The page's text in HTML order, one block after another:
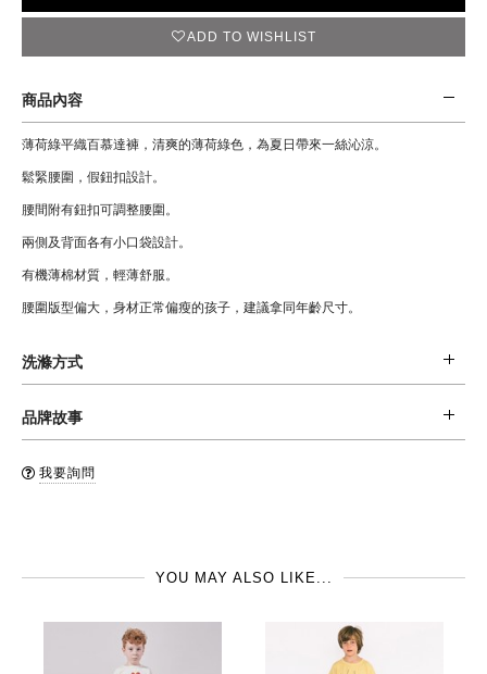
ADD TO WISHLIST
商品內容
薄荷綠平織百慕達褲，清爽的薄荷綠色，為夏日帶來一絲沁涼。
鬆緊腰圍，假鈕扣設計。
腰間附有鈕扣可調整腰圍。
兩側及背面各有小口袋設計。
有機薄棉材質，輕薄舒服。
腰圍版型偏大，身材正常偏瘦的孩子，建議拿同年齡尺寸。
洗滌方式
同色系衣服一同清洗，不可漂白，不可烘乾。
品牌故事
立的。 設計的初衷是希望可以透過孩子的語言，設計出對孩子友善，被孩子
我要詢問
YOU MAY ALSO LIKE...